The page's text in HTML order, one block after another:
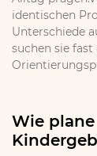
identischen
Unterschiede
suchen sie
Wie